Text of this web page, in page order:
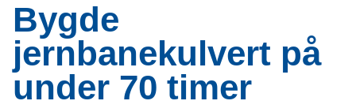
Bygde
jernbanekulvert på
under 70 timer